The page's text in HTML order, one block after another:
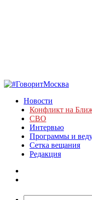
Новости
Конфликт на
СВО
Интервью
Программы и
Сетка вещания
Редакция